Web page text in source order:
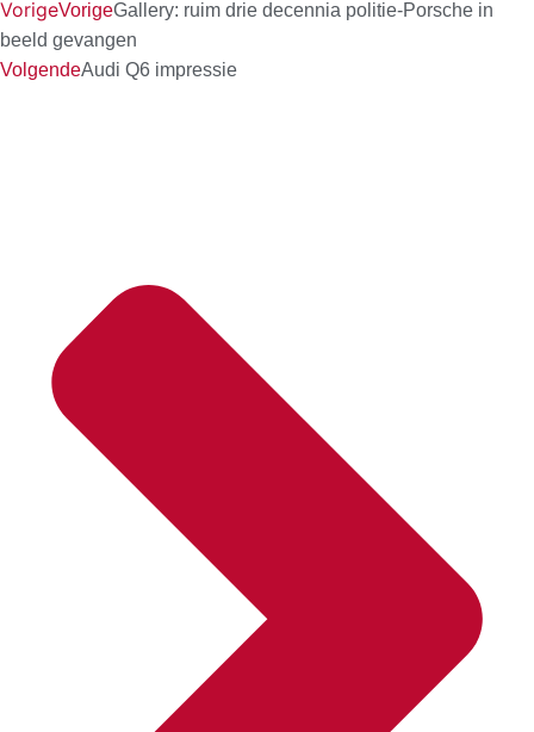
VorigeVorigeGallery: ruim drie decennia politie-Porsche in
beeld gevangen
VolgendeAudi Q6 impressie